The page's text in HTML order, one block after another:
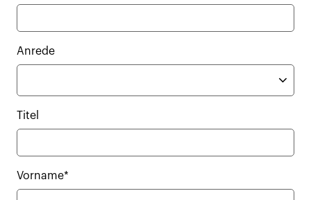
Anrede
Titel
Vorname*